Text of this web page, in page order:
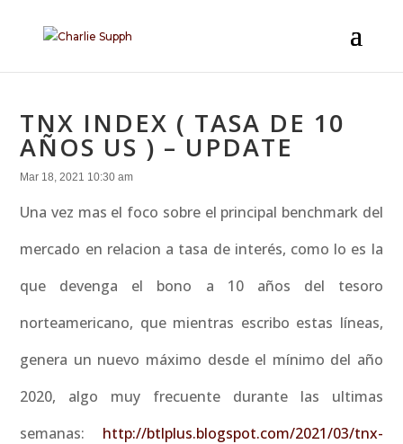
TNX INDEX ( TASA DE 10
AÑOS US ) – UPDATE
Mar 18, 2021 10:30 am
Una vez mas el foco sobre el principal benchmark del
mercado en relacion a tasa de interés, como lo es la
que devenga el bono a 10 años del tesoro
norteamericano, que mientras escribo estas líneas,
genera un nuevo máximo desde el mínimo del año
2020, algo muy frecuente durante las ultimas
semanas: http://btlplus.blogspot.com/2021/03/tnx-